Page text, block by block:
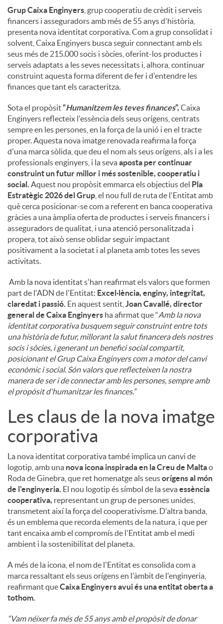
Grup Caixa Enginyers , grup cooperatiu de crèdit i serveis
financers i asseguradors amb més de 55 anys d'història,
presenta nova identitat corporativa. Com a grup consolidat i
solvent, Caixa Enginyers busca seguir connectant amb els
seus més de 215.000 socis i sòcies, oferint-los productes i
serveis adaptats a les seves necessitats i, alhora, continuar
construint aquesta forma diferent de fer i d'entendre les
finances que tant els caracteritza.
Sota el propòsit“Humanitzem les teves finances”, Caixa
Enginyers reflecteix l'essència dels seus orígens, centrats
sempre en les persones, en la força de la unió i en el tracte
proper. Aquesta nova imatge renovada reafirma la força
d'una marca sòlida, que deu el nom als seus orígens, als i a les
professionals enginyers, i la sevaaposta per continuar
construint un futur millor i més sostenible, cooperatiu i
social. Aquest nou propòsit emmarca els objectius del Pla
Estratègic 2026 del Grup , el nou full de ruta de l'Entitat amb
què cerca posicionar-se com a referent en banca cooperativa
gràcies a una àmplia oferta de productes i serveis financers i
asseguradors de qualitat, i una atenció personalitzada i
propera, tot això sense oblidar seguir impactant
positivament a la societat i al planeta amb totes les seves
activitats.
Amb la nova identitat s'han reafirmat els valors que formen
part de l'ADN de l'Entitat: Excel·lència, enginy, integritat,
claredat i passió. En aquest sentit, Joan Cavallé, director
general de Caixa Enginyers ha afirmat que “Amb la nova
identitat corporativa busquem seguir construint entre tots
una història de futur, millorant la salut financera dels nostres
socis i sòcies, i generant un benefici social compartit,
posicionant el Grup Caixa Enginyers com a motor del canvi
econòmic i social. Són valors que reflecteixen la nostra
manera de ser i de connectar amb les persones, sempre amb
el propòsit d'humanitzar les finances.”
Les claus de la nova imatge
corporativa
La nova identitat corporativa també implica un canvi de
logotip, amb una nova icona inspirada en la Creu de Maltao
Roda de Ginebra, que ret homenatge als seusorígens al món
de l'enginyeria. El nou logotip és símbol de la sevaessència
cooperativa, representant un grup de persones unides,
transmetent així la força del cooperativisme. D'altra banda,
és un emblema que recorda elements de la natura, i que per
tant encaixa amb el compromís de l'Entitat amb el medi
ambient i la sostenibilitat del planeta.
A més de la icona, el nom de l'Entitat es consolida com a
marca ressaltant els seus orígens en l'àmbit de l'enginyeria,
reafirmant queCaixa Enginyers avui és una entitat oberta a
tothom.
“Vam néixer fa més de 55 anys amb el propòsit de donar